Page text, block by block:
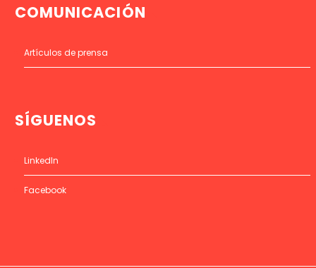
COMUNICACIÓN
Artículos de prensa
SÍGUENOS
LinkedIn
Facebook